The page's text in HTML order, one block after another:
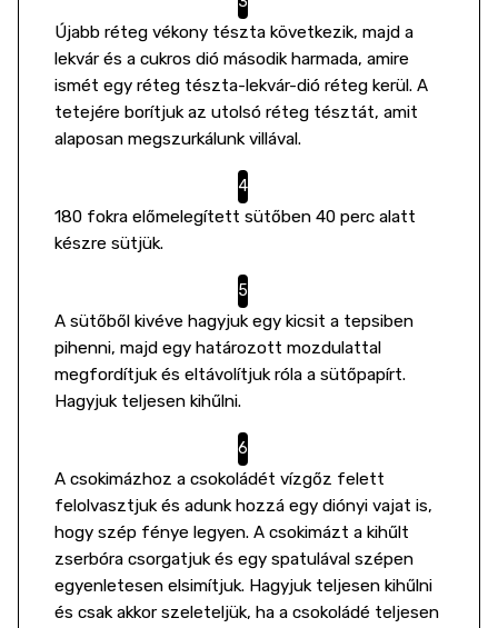
Újabb réteg vékony tészta következik, majd a
lekvár és a cukros dió második harmada, amire
ismét egy réteg tészta-lekvár-dió réteg kerül. A
tetejére borítjuk az utolsó réteg tésztát, amit
alaposan megszurkálunk villával.
180 fokra előmelegített sütőben 40 perc alatt
készre sütjük.
A sütőből kivéve hagyjuk egy kicsit a tepsiben
pihenni, majd egy határozott mozdulattal
megfordítjuk és eltávolítjuk róla a sütőpapírt.
Hagyjuk teljesen kihűlni.
A csokimázhoz a csokoládét vízgőz felett
felolvasztjuk és adunk hozzá egy diónyi vajat is,
hogy szép fénye legyen. A csokimázt a kihűlt
zserbóra csorgatjuk és egy spatulával szépen
egyenletesen elsimítjuk. Hagyjuk teljesen kihűlni
és csak akkor szeleteljük, ha a csokoládé teljesen